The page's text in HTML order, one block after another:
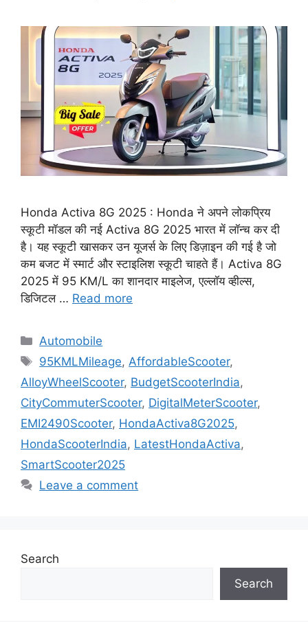
Honda Activa 8G 2025 : Honda ने अपने लोकप्रिय
स्कूटी मॉडल की नई Activa 8G 2025 भारत में लॉन्च कर दी
है। यह स्कूटी खासकर उन यूजर्स के लिए डिज़ाइन की गई है जो
कम बजट में स्मार्ट और स्टाइलिश स्कूटी चाहते हैं। Activa 8G
2025 में 95 KM/L का शानदार माइलेज, एल्लॉय व्हील्स,
डिजिटल … Read more
Categories
Automobile
Tags
95KMLMileage, AffordableScooter,
AlloyWheelScooter, BudgetScooterIndia,
CityCommuterScooter, DigitalMeterScooter,
EMI2490Scooter, HondaActiva8G2025,
HondaScooterIndia, LatestHondaActiva,
SmartScooter2025
Leave a comment
Search
Search